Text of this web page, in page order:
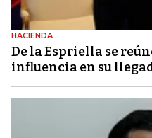
HACIENDA
De la Espriella se
influencia en su